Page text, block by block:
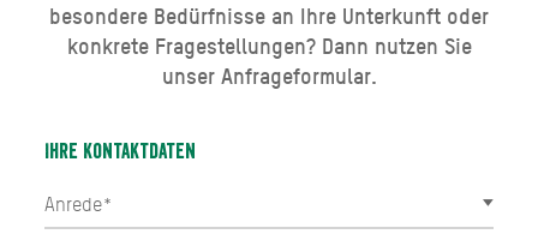
besondere Bedürfnisse an Ihre Unterkunft oder
konkrete Fragestellungen? Dann nutzen Sie
unser Anfrageformular.
Ihre Kontaktdaten